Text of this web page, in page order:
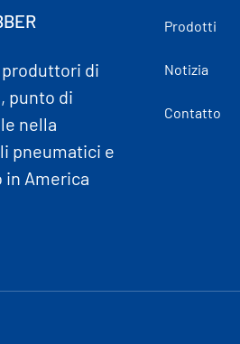
di
punto di
nella
pneumatici e
in America
Prodotti
Notizia
Contatto